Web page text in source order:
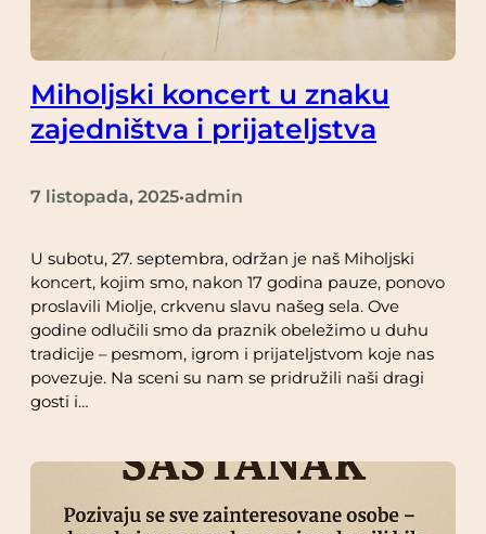
Miholjski koncert u znaku
zajedništva i prijateljstva
7 listopada, 2025•admin
U subotu, 27. septembra, održan je naš Miholjski
koncert, kojim smo, nakon 17 godina pauze, ponovo
proslavili Miolje, crkvenu slavu našeg sela. Ove
godine odlučili smo da praznik obeležimo u duhu
tradicije – pesmom, igrom i prijateljstvom koje nas
povezuje. Na sceni su nam se pridružili naši dragi
gosti i…